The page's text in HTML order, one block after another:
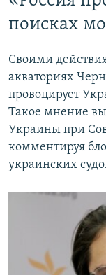
поисках
Своими
акваториях
провоцирует
Такое мнение
Украины при
комментируя
украинских